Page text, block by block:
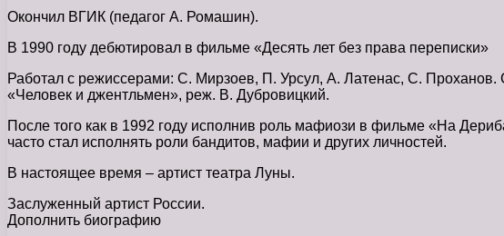
Окончил ВГИК (педагог А. Ромашин).
В 1990 году дебютировал в фильме «Десять лет без права переписки»
Работал с режиссерами: С. Мирзоев, П. Урсул, А. Латенас, С. Проханов.
«Человек и джентльмен», реж. В. Дубровицкий.
После того как в 1992 году исполнив роль мафиози в фильме «На
часто стал исполнять роли бандитов, мафии и других личностей.
В настоящее время – артист театра Луны.
Заслуженный артист России.
Дополнить биографию